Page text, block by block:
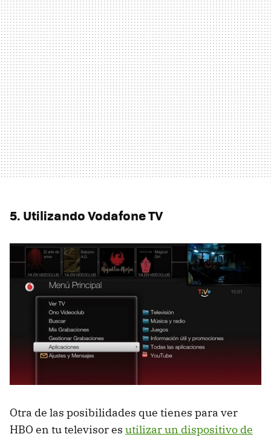
5. Utilizando Vodafone TV
Otra de las posibilidades que tienes para ver
HBO en tu televisor es utilizar un dispositivo de